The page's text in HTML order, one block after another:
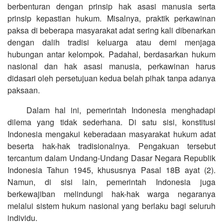
berbenturan dengan prinsip hak asasi manusia serta
prinsip kepastian hukum. Misalnya, praktik perkawinan
paksa di beberapa masyarakat adat sering kali dibenarkan
dengan dalih tradisi keluarga atau demi menjaga
hubungan antar kelompok. Padahal, berdasarkan hukum
nasional dan hak asasi manusia, perkawinan harus
didasari oleh persetujuan kedua belah pihak tanpa adanya
paksaan.
Dalam hal ini, pemerintah Indonesia menghadapi
dilema yang tidak sederhana. Di satu sisi, konstitusi
Indonesia mengakui keberadaan masyarakat hukum adat
beserta hak-hak tradisionalnya. Pengakuan tersebut
tercantum dalam Undang-Undang Dasar Negara Republik
Indonesia Tahun 1945, khususnya Pasal 18B ayat (2).
Namun, di sisi lain, pemerintah Indonesia juga
berkewajiban melindungi hak-hak warga negaranya
melalui sistem hukum nasional yang berlaku bagi seluruh
individu.